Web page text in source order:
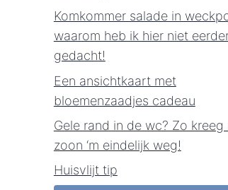
Komkommer salade in
waarom heb ik hier niet
gedacht!
Een ansichtkaart met
bloemenzaadjes cadeau
Gele rand in de wc? Zo kreeg
zoon ‘m eindelijk weg!
Huisvlijt tip